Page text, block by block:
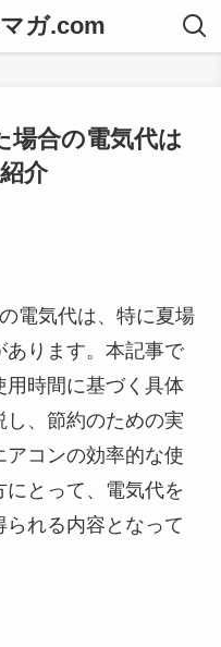
ガ.com
場合の電気代は
介
電気代は、特に夏場
あります。本記事で
用時間に基づく具体
、節約のための実
コンの効率的な使
とって、電気代を
れる内容となって